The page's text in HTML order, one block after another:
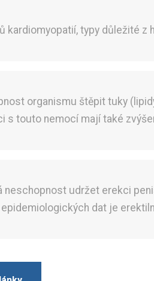
typy důležité z
organismu štěpit tuky
touto nemocí mají také
udržet erekci
dat je